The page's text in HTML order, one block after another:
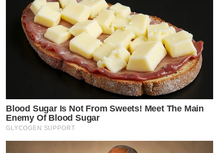
Blood Sugar Is Not From Sweets! Meet The Main
Enemy Of Blood Sugar
GLYCOGEN SUPPORT